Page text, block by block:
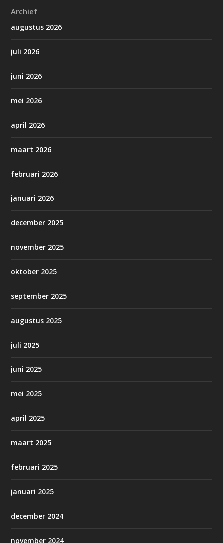
Archief
augustus 2026
juli 2026
juni 2026
mei 2026
april 2026
maart 2026
februari 2026
januari 2026
december 2025
november 2025
oktober 2025
september 2025
augustus 2025
juli 2025
juni 2025
mei 2025
april 2025
maart 2025
februari 2025
januari 2025
december 2024
november 2024